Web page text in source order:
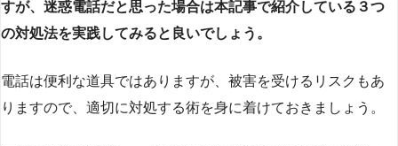
すが、迷惑電話だと思った場合は本記事で紹介している３つ
の対処法を実践してみると良いでしょう。
電話は便利な道具ではありますが、被害を受けるリスクもあ
りますので、適切に対処する術を身に着けておきましょう。